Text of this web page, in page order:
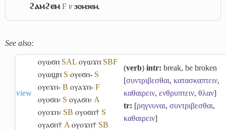
ϩⲁⲙϩⲉⲙ F v ϧⲟⲙϧⲉⲙ.
See also:
view
ⲟⲩⲱϭⲡ SAL ⲟⲩⲱϫⲡ SBF
ⲟⲩⲱϣⲡ S ⲟⲩⲉϭⲡ- S
ⲟⲩⲉϫⲡ- B ⲟⲩⲁϫⲡ- F
ⲟⲩⲟϭⲡ⸗ S ⲟⲩⲁϭⲡ⸗ A
ⲟⲩⲟϫⲡ⸗ SB ⲟⲩⲟϭⲡ† S
ⲟⲩⲁϭⲡ† A ⲟⲩⲟϫⲡ† SB
(verb) intr: break, be broken
[συντριβεσθαι, κατασκαπτειν,
καθαιρειν, ενθρυπτειν, θλαν]
tr: [ρηγνυναι, συντριβεσθαι,
καθαιρειν]